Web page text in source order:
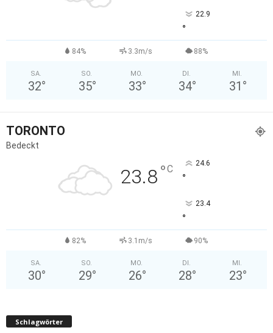
22.9
°
84% 3.3m/s 88%
SA.
32°
SO.
35°
MO.
33°
DI.
34°
MI.
31 °
TORONTO
Bedeckt
23.8°C 24.6
°
23.4
°
82% 3.1m/s 90%
SA.
30°
SO.
29°
MO.
26°
DI.
28°
MI.
23°
Schlagwörter